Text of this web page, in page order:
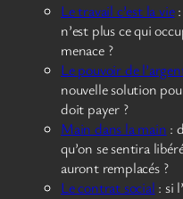
Le travail c’est la vie:
n’est plus ce qui
menace ?
Le pouvoir de
nouvelle solution
doit payer ?
Main dans la main :
qu’on se sentira
auront remplacés ?
Le contrat social : si